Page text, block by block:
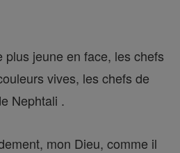
plus jeune en face, les chefs
vives, les chefs de
Nephtali .
mon Dieu, comme il